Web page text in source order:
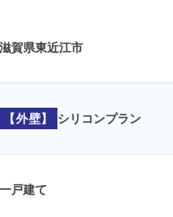
滋賀県東近江市
【外壁】 シリコンプラン
一戸建て